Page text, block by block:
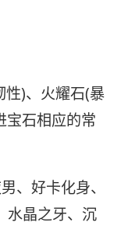
性)、火耀石(暴
宝石相应的常
、好卡化身、
水晶之牙、沉